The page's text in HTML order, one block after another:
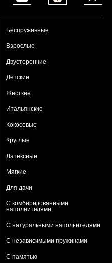
Беспружинные
Взрослые
Двусторонние
Детские
Жесткие
Итальянские
Кокосовые
Круглые
Латексные
Мягкие
Для дачи
С комбирированными
наполнителями
С натуральными наполнителями
С независимыми пружинами
С памятью